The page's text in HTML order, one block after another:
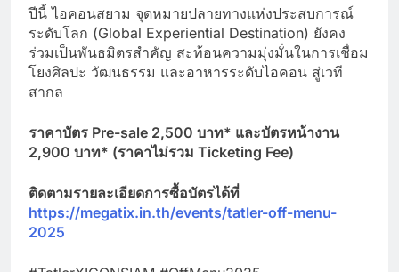
ปีนี้ ไอคอนสยาม จุดหมายปลายทางแห่งประสบการณ์
ระดับโลก (Global Experiential Destination) ยังคง
ร่วมเป็นพันธมิตรสำคัญ สะท้อนความมุ่งมั่นในการเชื่อม
โยงศิลปะ วัฒนธรรม และอาหารระดับไอคอน สู่เวที
สากล
ราคาบัตร Pre-sale 2,500 บาท* และบัตรหน้างาน
2,900 บาท* (ราคาไม่รวม Ticketing Fee)
ติดตามรายละเอียดการซื้อบัตรได้ที่
https://megatix.in.th/events/tatler-off-menu-
2025